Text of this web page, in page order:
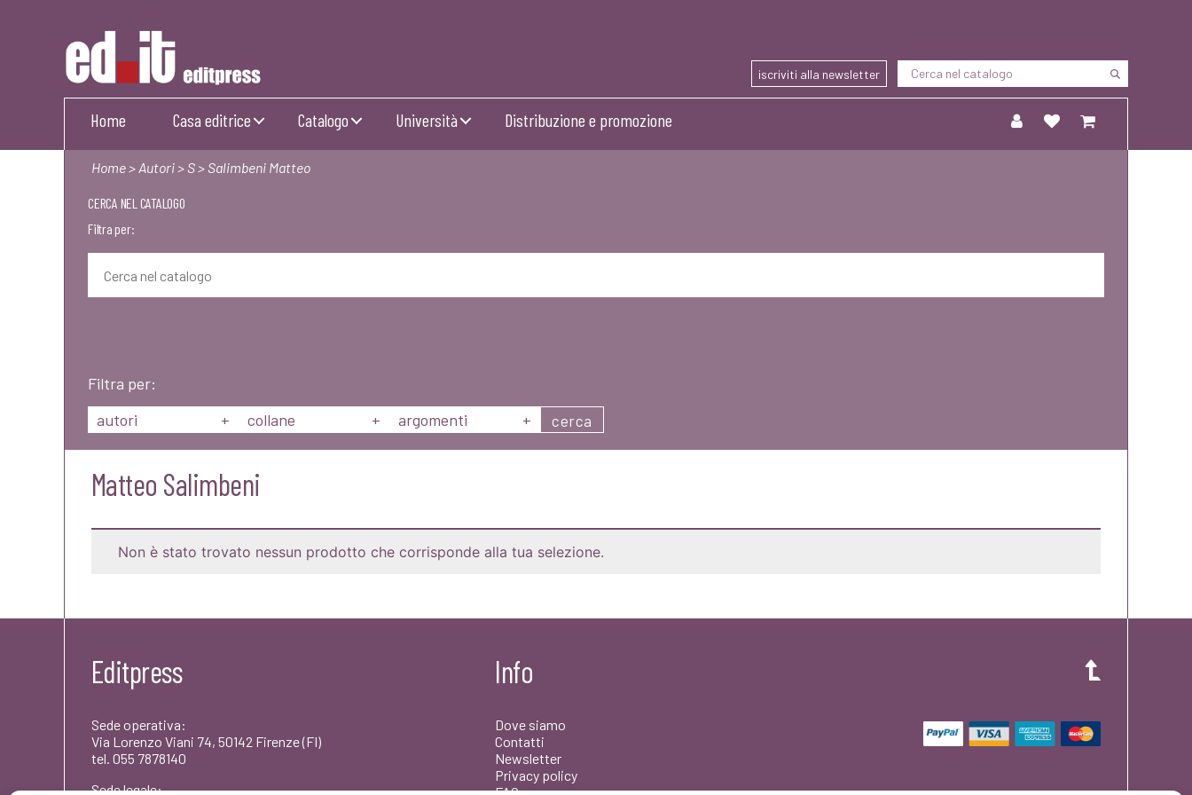
Editpress
iscriviti alla newsletter
Home Casa editrice Catalogo Università Distribuzione e promozione
Home> Autori> S> Salimbeni Matteo
CERCA NEL CATALOGO
Filtra per:
Filtra per:
autori
+ collane + argomenti + cerca
Matteo Salimbeni
Non è stato trovato nessun prodotto che corrisponde alla tua selezione.
Editpress
Sede operativa:
Via Lorenzo Viani 74, 50142 Firenze (FI)
tel. 055 7878140
Sede legale:
Info
Dove siamo
Contatti
Newsletter
Privacy policy